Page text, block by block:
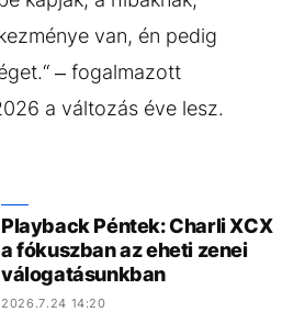
van, én pedig
– fogalmazott
a változás éve lesz.
Playback Péntek: Charli XCX
a fókuszban az eheti zenei
válogatásunkban
2026.7.24 14:20